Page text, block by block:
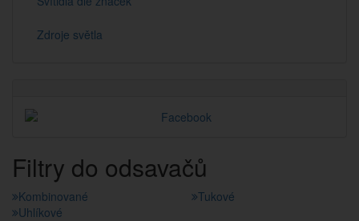
Zdroje světla
Filtry do odsavačů
Kombinované
Tukové
Uhlíkové